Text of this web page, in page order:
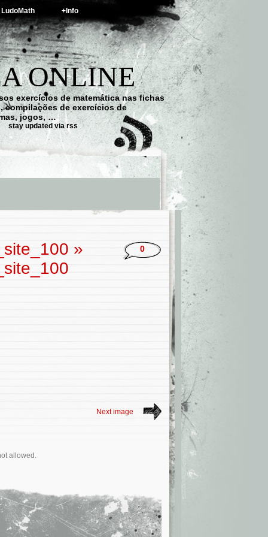
LudoMath +Info
ONLINE
exercícios de matemática nas fichas
compilações de exercícios de
jogos, …
stay updated via rss
»
0
Next image
allowed.